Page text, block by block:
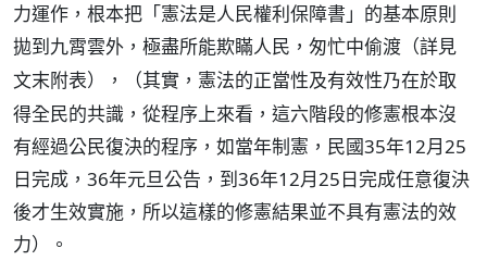
力運作，根本把「憲法是人民權利保障書」的基本原則
拋到九霄雲外，極盡所能欺瞞人民，匆忙中偷渡（詳見
文末附表），（其實，憲法的正當性及有效性乃在於取
得全民的共識，從程序上來看，這六階段的修憲根本沒
有經過公民復決的程序，如當年制憲，民國35年12月25
日完成，36年元旦公告，到36年12月25日完成任意復決
後才生效實施，所以這樣的修憲結果並不具有憲法的效
力）。